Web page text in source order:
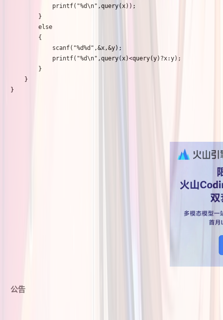
            printf("%d\n",query(x));
        }
        else
        {
            scanf("%d%d",&x,&y);
            printf("%d\n",query(x)<query(y)?x:y);
        }
    }
}
公告